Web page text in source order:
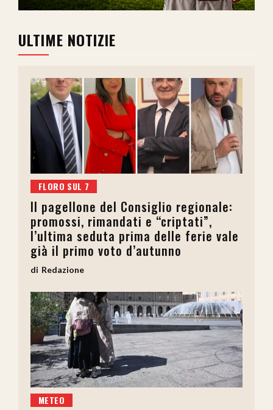
ULTIME NOTIZIE
FLORO SUL 7
Il pagellone del Consiglio regionale:
promossi, rimandati e “criptati”,
l’ultima seduta prima delle ferie vale
già il primo voto d’autunno
Redazione
METEO